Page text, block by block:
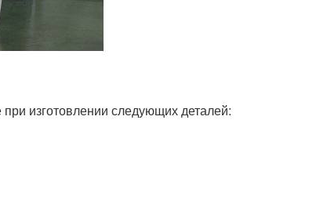
изготовлении следующих деталей: